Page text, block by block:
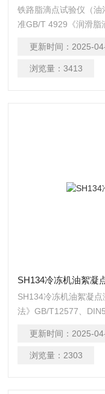
铁路脂滴点试验仪（
准GB/T 4929《润滑脂
用途：本仪器适用于
TP31、《润滑脂滴点
更新时间： 2025-
浏览量： 3413
SH134冷冻机油絮凝
SH134冷冻机油絮凝
法》GB/T12577、
更新时间： 2025-
浏览量： 2303